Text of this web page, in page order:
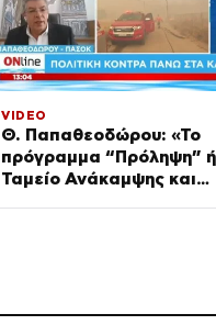
VIDEO
Θ. Παπαθεοδώρου: «Το
πρόγραμμα “Πρόληψη”
Ταμείο Ανάκαμψης και